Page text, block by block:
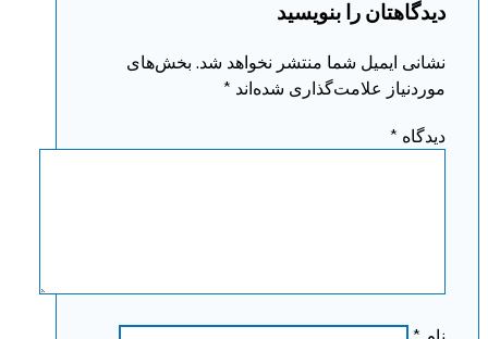
دیدگاهتان را بنویسید
نشانی ایمیل شما منتشر نخواهد شد. بخش‌های
موردنیاز علامت‌گذاری شده‌اند *
دیدگاه *